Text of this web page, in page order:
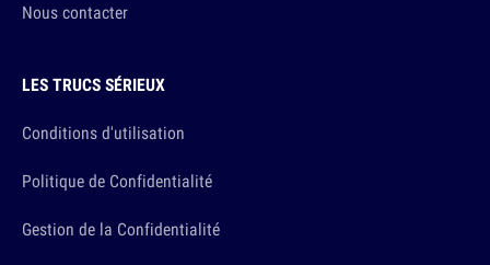
Nous contacter
LES TRUCS SÉRIEUX
Conditions d'utilisation
Politique de Confidentialité
Gestion de la Confidentialité